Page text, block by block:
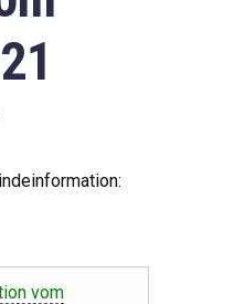
vom